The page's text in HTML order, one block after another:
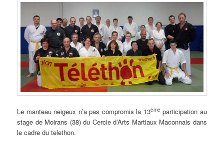
Le manteau neigeux n’a pas compromis la 13ème participation au
stage de Moirans (38) du Cercle d’Arts Martiaux Maconnais dans
le cadre du telethon.